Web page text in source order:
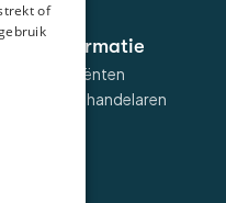
informatie
FAQ voor cliënten
FAQ voor behandelaren
of